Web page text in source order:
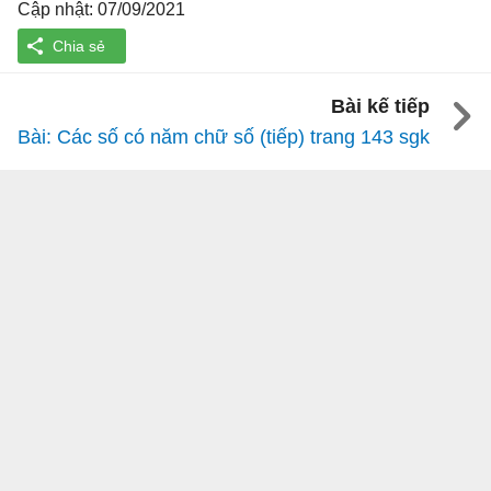
Cập nhật: 07/09/2021
Bài kế tiếp
Bài: Các số có năm chữ số (tiếp) trang 143 sgk